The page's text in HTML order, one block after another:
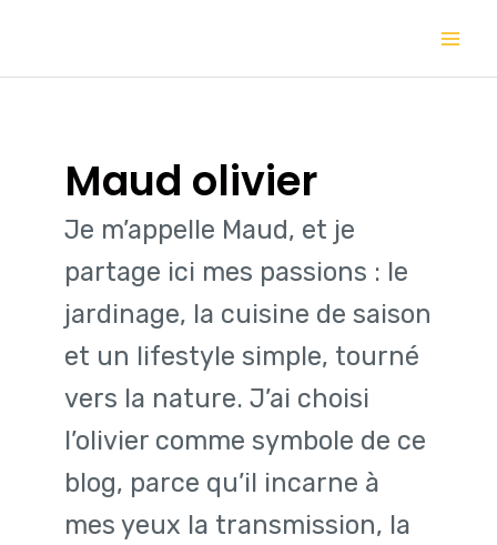
Maud olivier
Je m’appelle Maud, et je
partage ici mes passions : le
jardinage, la cuisine de saison
et un lifestyle simple, tourné
vers la nature. J’ai choisi
l’olivier comme symbole de ce
blog, parce qu’il incarne à
mes yeux la transmission, la